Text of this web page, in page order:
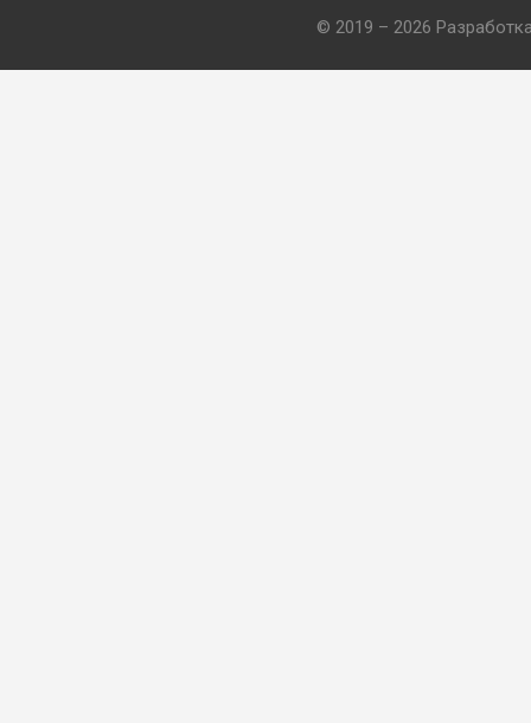
© 2019 – 2026